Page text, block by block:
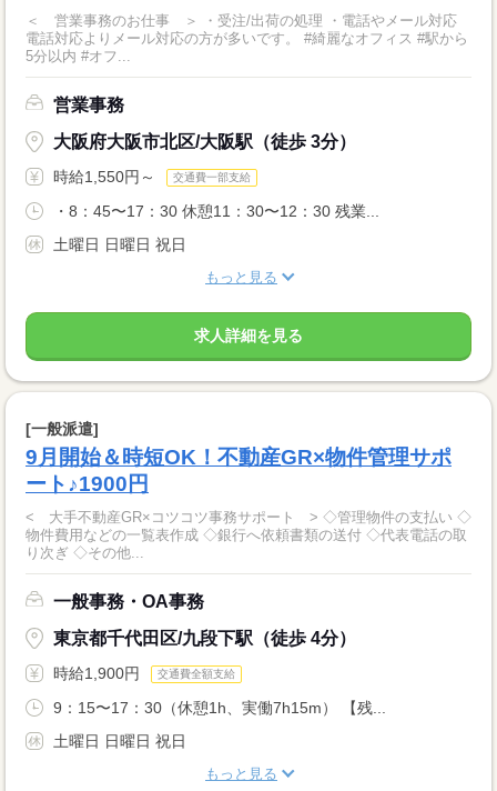
＜ 営業事務のお仕事 ＞ ・受注/出荷の処理 ・電話やメール対応
電話対応よりメール対応の方が多いです。 #綺麗なオフィス #駅から
5分以内 #オフ...
営業事務
大阪府大阪市北区/大阪駅（徒歩 3分）
時給1,550円～ 交通費一部支給
・8：45〜17：30 休憩11：30〜12：30 残業...
土曜日 日曜日 祝日
もっと見る
求人詳細を見る
[一般派遣]
9月開始＆時短OK！不動産GR×物件管理サポ
ート♪1900円
< 大手不動産GR×コツコツ事務サポート > ◇管理物件の支払い ◇
物件費用などの一覧表作成 ◇銀行へ依頼書類の送付 ◇代表電話の取
り次ぎ ◇その他...
一般事務・OA事務
東京都千代田区/九段下駅（徒歩 4分）
時給1,900円 交通費全額支給
9：15〜17：30（休憩1h、実働7h15m） 【残...
土曜日 日曜日 祝日
もっと見る